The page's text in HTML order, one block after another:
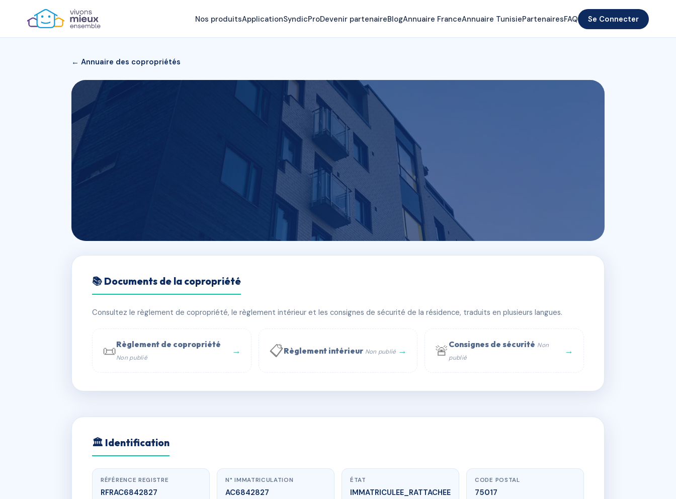
Nos produitsApplicationSyndicProDevenir partenaireBlogAnnuaire FranceAnnuaire TunisiePartenairesFAQ Se Connecter
← Annuaire des copropriétés
SDC WAGRAM (171AV.)
📍 171 av de wagram 75017 PARIS
📞 Contacter Syndic Digital 💬 WhatsApp
📚 Documents de la copropriété
Consultez le règlement de copropriété, le règlement intérieur et les consignes de sécurité de la résidence, traduits en plusieurs langues.
📜Règlement de copropriété
Non publié
→ 📋Règlement intérieur Non publié → 🚨 Consignes de sécurité Non
publié
→
AC6842827 🇫🇷
🏛 Identification
RÉFÉRENCE REGISTRE
RFRAC6842827
N° IMMATRICULATION
AC6842827
ÉTAT
IMMATRICULEE_RATTACHEE
CODE POSTAL
75017